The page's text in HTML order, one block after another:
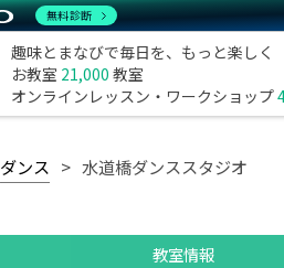
趣味とまなびで毎日を、もっと楽しく
お教室 21,000 教室
オンラインレッスン・ワークショップ
ダンス 水道橋ダンススタジオ
教室情報
無料診断